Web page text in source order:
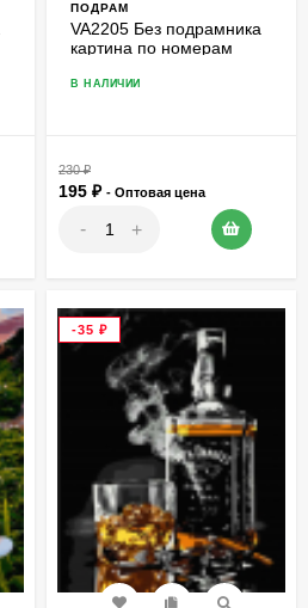
ПОДРАМ
VA2205 Без подрамника
картина по номерам
В НАЛИЧИИ
230₽
195 ₽ - Оптовая цена
- +
-35 ₽